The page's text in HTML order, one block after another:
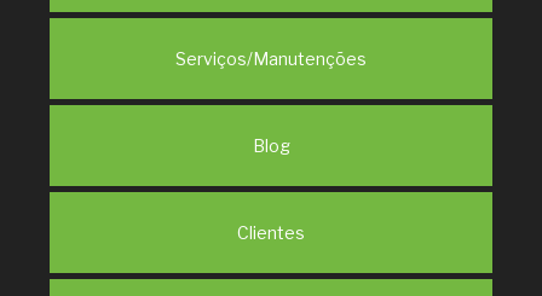
Serviços/Manutenções
Blog
Clientes